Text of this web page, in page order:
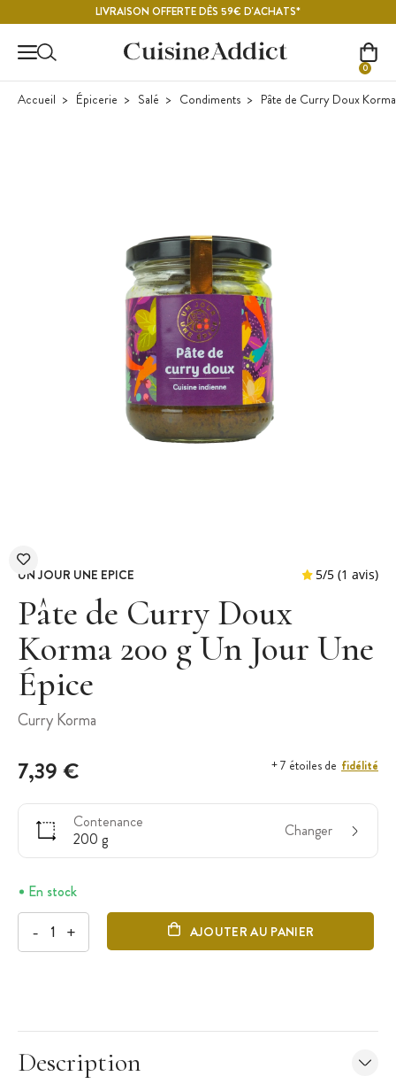
LIVRAISON OFFERTE DÈS 59€ D'ACHATS*
0
Accueil Épicerie Salé Condiments Pâte de Curry Doux
UN JOUR UNE EPICE
Pâte de Curry Doux
Korma 200 g Un Jour Une
Épice
Curry Korma
7,39 € + 7 étoiles de fidélité
Contenance
200 g
Changer
En stock
- + AJOUTER AU PANIER
Description